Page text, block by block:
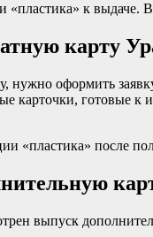
к выдаче.
карту
нужно оформить
карточки, готовые
«пластика» после
выпуск